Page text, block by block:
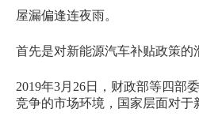
屋漏偏逢连夜雨。
首先是对新能源汽车补贴政策的
2019年3月26日，财政部等四部
竞争的市场环境，国家层面对于